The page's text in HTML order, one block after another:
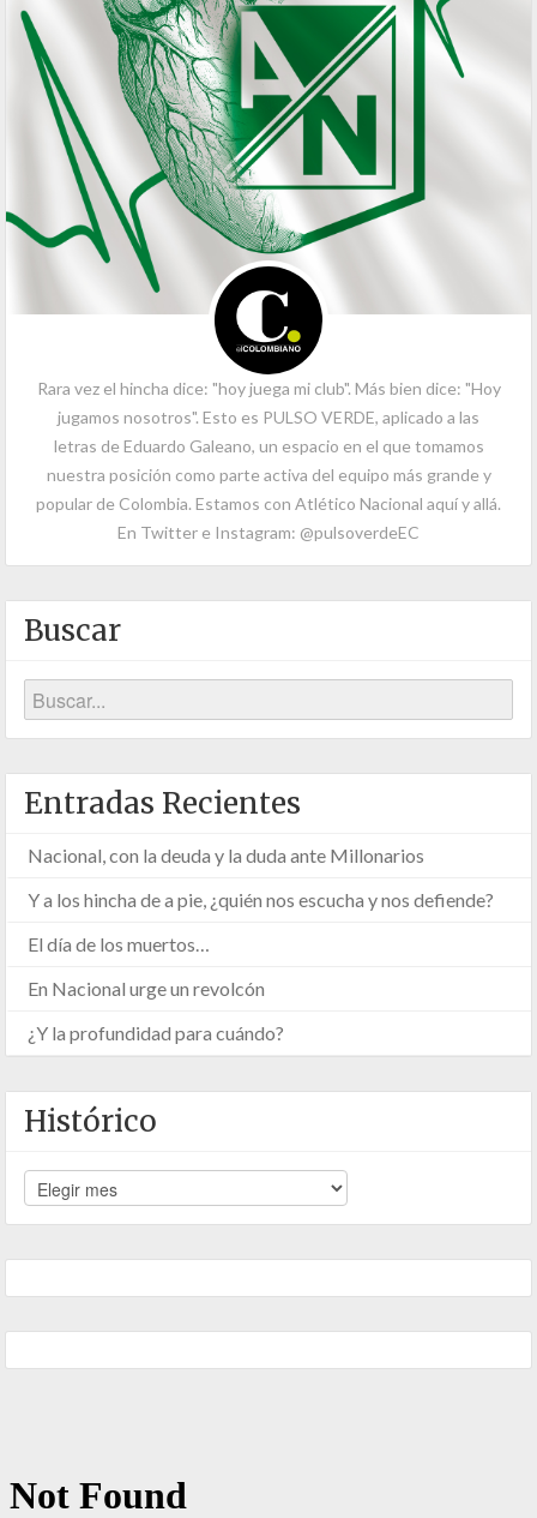
Rara vez el hincha dice: "hoy juega mi club". Más bien dice: "Hoy
jugamos nosotros". Esto es PULSO VERDE, aplicado a las
letras de Eduardo Galeano, un espacio en el que tomamos
nuestra posición como parte activa del equipo más grande y
popular de Colombia. Estamos con Atlético Nacional aquí y allá.
En Twitter e Instagram: @pulsoverdeEC
Buscar
Entradas Recientes
Nacional, con la deuda y la duda ante Millonarios
Y a los hincha de a pie, ¿quién nos escucha y nos defiende?
El día de los muertos…
En Nacional urge un revolcón
¿Y la profundidad para cuándo?
Histórico